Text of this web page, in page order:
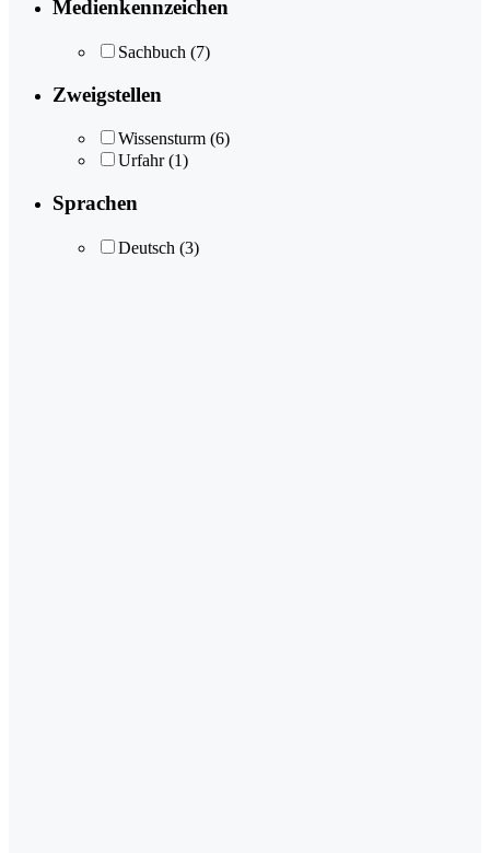
Medienkennzeichen
Sachbuch (7)
Zweigstellen
Wissensturm (6)
Urfahr (1)
Sprachen
Deutsch (3)